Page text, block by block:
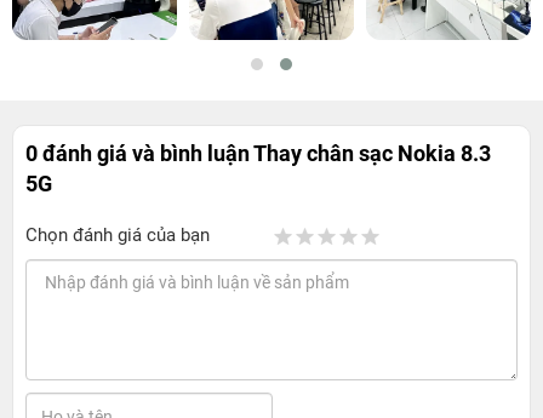
0 đánh giá và bình luậnThay chân sạc Nokia 8.3
5G
Chọn đánh giá của bạn